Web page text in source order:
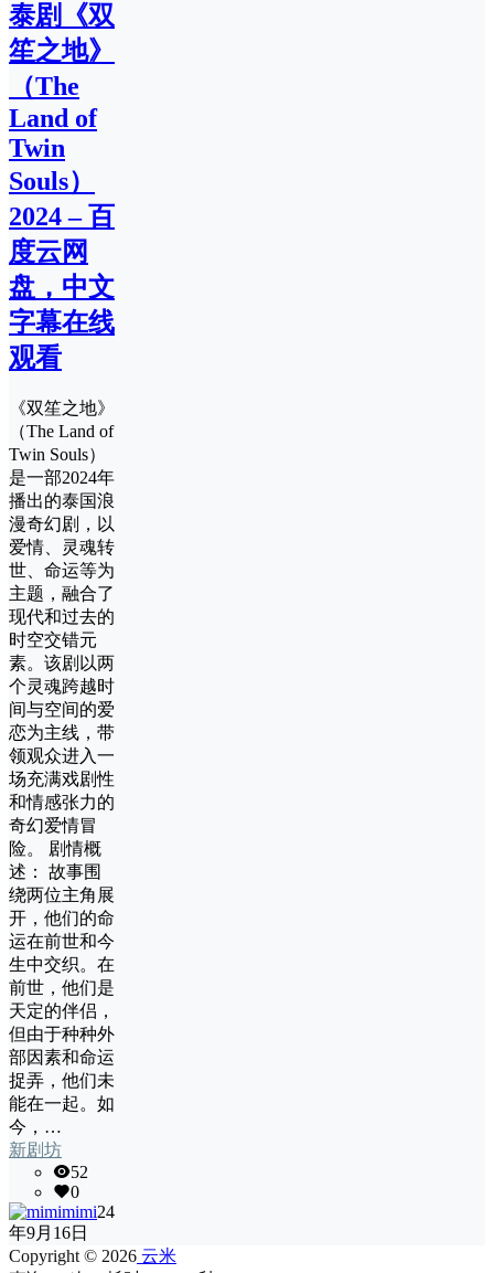
泰剧《双
笙之地》
（The
Land of
Twin
Souls）
2024 – 百
度云网
盘，中文
字幕在线
观看
《双笙之地》
（The Land of
Twin Souls）
是一部2024年
播出的泰国浪
漫奇幻剧，以
爱情、灵魂转
世、命运等为
主题，融合了
现代和过去的
时空交错元
素。该剧以两
个灵魂跨越时
间与空间的爱
恋为主线，带
领观众进入一
场充满戏剧性
和情感张力的
奇幻爱情冒
险。 剧情概
述： 故事围
绕两位主角展
开，他们的命
运在前世和今
生中交织。在
前世，他们是
天定的伴侣，
但由于种种外
部因素和命运
捉弄，他们未
能在一起。如
今，…
新剧坊
52
0
mimi24
年9月16日
Copyright © 2026 云米